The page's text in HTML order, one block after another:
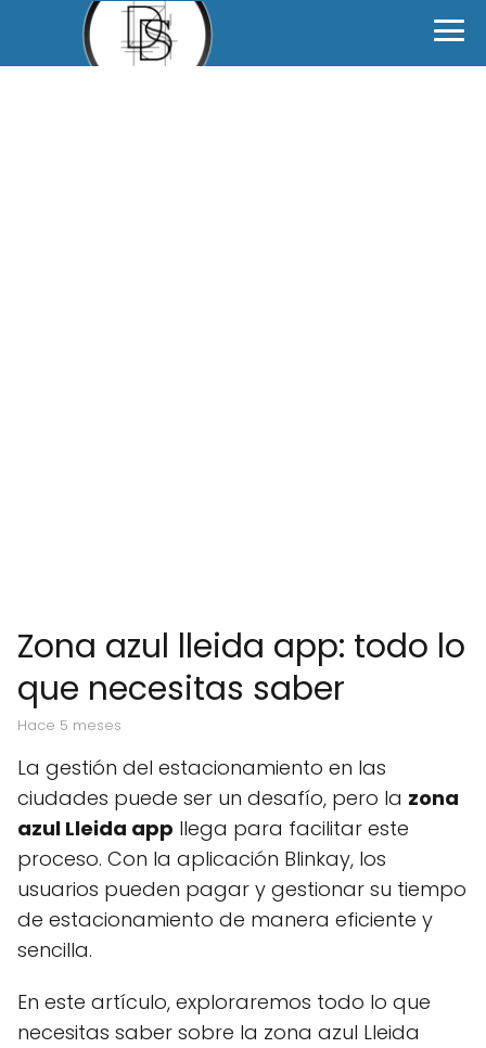
Zona azul lleida app: todo lo
que necesitas saber
hace 5 meses
La gestión del estacionamiento en las
ciudades puede ser un desafío, pero la zona
azul Lleida app llega para facilitar este
proceso. Con la aplicación Blinkay, los
usuarios pueden pagar y gestionar su tiempo
de estacionamiento de manera eficiente y
sencilla.
En este artículo, exploraremos todo lo que
necesitas saber sobre la zona azul Lleida